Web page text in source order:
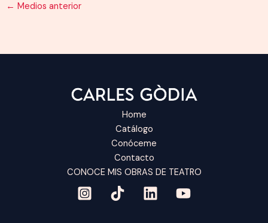
← Medios anterior
Home
Catálogo
Conóceme
Contacto
CONOCE MIS OBRAS DE TEATRO